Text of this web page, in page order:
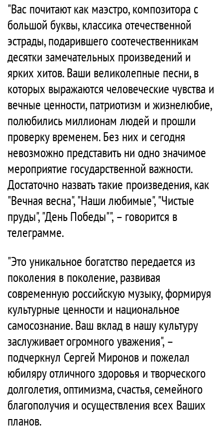
"Вас почитают как маэстро, композитора с
большой буквы, классика отечественной
эстрады, подарившего соотечественникам
десятки замечательных произведений и
ярких хитов. Ваши великолепные песни, в
которых выражаются человеческие чувства и
вечные ценности, патриотизм и жизнелюбие,
полюбились миллионам людей и прошли
проверку временем. Без них и сегодня
невозможно представить ни одно значимое
мероприятие государственной важности.
Достаточно назвать такие произведения, как
"Вечная весна", "Наши любимые", "Чистые
пруды", "День Победы"", – говорится в
телеграмме.
"Это уникальное богатство передается из
поколения в поколение, развивая
современную российскую музыку, формируя
культурные ценности и национальное
самосознание. Ваш вклад в нашу культуру
заслуживает огромного уважения", –
подчеркнул Сергей Миронов и пожелал
юбиляру отличного здоровья и творческого
долголетия, оптимизма, счастья, семейного
благополучия и осуществления всех Ваших
планов.